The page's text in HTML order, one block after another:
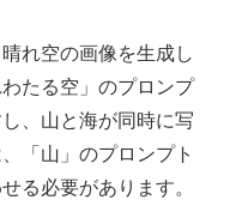
れ空の画像を生成し
たる空」のプロンプ
、山と海が同時に写
「山」のプロンプト
る必要があります。